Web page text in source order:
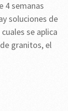
4 semanas
soluciones de
se aplica
granitos, el